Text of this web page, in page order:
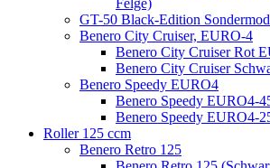
Felge)
GT-50 Black-Edition
Benero City Cruiser, EURO-4
Benero City Cruiser Rot
Benero City Cruiser
Benero Speedy EURO4
Benero Speedy EURO4-
Benero Speedy EURO4-
Roller 125 ccm
Benero Retro 125